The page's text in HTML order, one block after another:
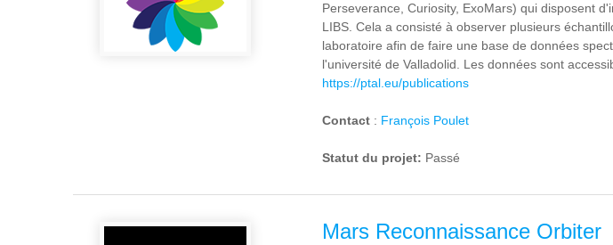
Perseverance, Curiosity, ExoMars) qui disposent
LIBS. Cela a consisté à observer plusieurs
laboratoire afin de faire une base de données
l'université de Valladolid. Les données sont
https://ptal.eu/publications
Contact : François Poulet
Statut du projet: Passé
Mars Reconnaissance Orbiter